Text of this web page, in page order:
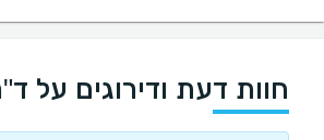
חוות דעת ודירוגים על